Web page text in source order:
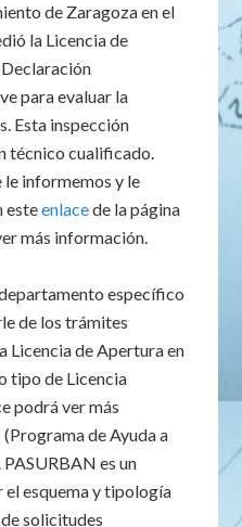
de Zaragoza en el
la Licencia de
para evaluar la
Esta inspección
técnico cualificado.
le informemos y le
esteenlacede la página
más información.
específico
de los trámites
Licencia de Apertura en
tipo de Licencia
podrá ver más
(Programa de Ayuda a
es un
esquema y tipología
solicitudes